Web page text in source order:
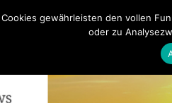
gewährleisten den vollen
oder zu